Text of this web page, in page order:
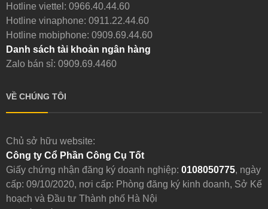
Hotline viettel: 0966.40.44.60
Hotline vinaphone: 0911.22.44.60
Hotline mobiphone: 0909.69.44.60
Danh sách tài khoản ngân hàng
Zalo bán sỉ: 0909.69.4460
VỀ CHÚNG TÔI
Chủ sở hữu website:
Công ty Cổ Phần Công Cụ Tốt
Giấy chứng nhận đăng ký doanh nghiệp: 0108050775, ngày
cấp: 09/10/2020, nơi cấp: Phòng đăng ký kinh doanh, Sở Kế
hoạch và Đầu tư Thành phố Hà Nội